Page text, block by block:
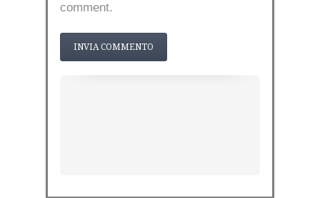
comment.